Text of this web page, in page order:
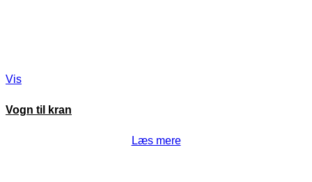
Vis
Vogn til kran
Læs mere